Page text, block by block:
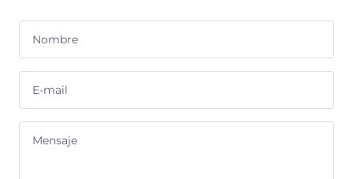
Nombre
E-mail
Mensaje